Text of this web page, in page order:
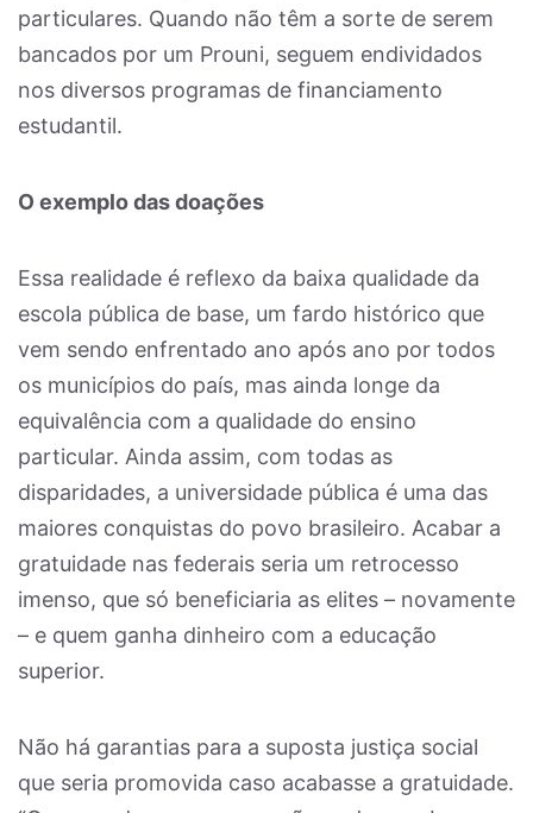
particulares. Quando não têm a sorte de serem
bancados por um Prouni, seguem endividados
nos diversos programas de financiamento
estudantil.
O exemplo das doações
Essa realidade é reflexo da baixa qualidade da
escola pública de base, um fardo histórico que
vem sendo enfrentado ano após ano por todos
os municípios do país, mas ainda longe da
equivalência com a qualidade do ensino
particular. Ainda assim, com todas as
disparidades, a universidade pública é uma das
maiores conquistas do povo brasileiro. Acabar a
gratuidade nas federais seria um retrocesso
imenso, que só beneficiaria as elites – novamente
– e quem ganha dinheiro com a educação
superior.
Não há garantias para a suposta justiça social
que seria promovida caso acabasse a gratuidade.